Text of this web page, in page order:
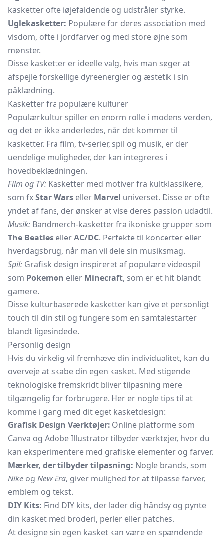
kasketter ofte iøjefaldende og udstråler styrke.
Uglekasketter: Populære for deres association med
visdom, ofte i jordfarver og med store øjne som
mønster.
Disse kasketter er ideelle valg, hvis man søger at
afspejle forskellige dyreenergier og æstetik i sin
påklædning.
Kasketter fra populære kulturer
Populærkultur spiller en enorm rolle i modens verden,
og det er ikke anderledes, når det kommer til
kasketter. Fra film, tv-serier, spil og musik, er der
uendelige muligheder, der kan integreres i
hovedbeklædningen.
Film og TV: Kasketter med motiver fra kultklassikere,
som fxStar Wars eller Marvel universet. Disse er ofte
yndet af fans, der ønsker at vise deres passion udadtil.
Musik: Bandmerch-kasketter fra ikoniske grupper som
The Beatles ellerAC/DC. Perfekte til koncerter eller
hverdagsbrug, når man vil dele sin musiksmag.
Spil: Grafisk design inspireret af populære videospil
som Pokemon eller Minecraft, som er et hit blandt
gamere.
Disse kulturbaserede kasketter kan give et personligt
touch til din stil og fungere som en samtalestarter
blandt ligesindede.
Personlig design
Hvis du virkelig vil fremhæve din individualitet, kan du
overveje at skabe din egen kasket. Med stigende
teknologiske fremskridt bliver tilpasning mere
tilgængelig for forbrugere. Her er nogle tips til at
komme i gang med dit eget kasketdesign:
Grafisk Design Værktøjer: Online platforme som
Canva og Adobe Illustrator tilbyder værktøjer, hvor du
kan eksperimentere med grafiske elementer og farver.
Mærker, der tilbyder tilpasning: Nogle brands, som
Nike og New Era, giver mulighed for at tilpasse farver,
emblem og tekst.
DIY Kits: Find DIY kits, der lader dig håndsy og pynte
din kasket med broderi, perler eller patches.
At designe sin egen kasket kan være en spændende